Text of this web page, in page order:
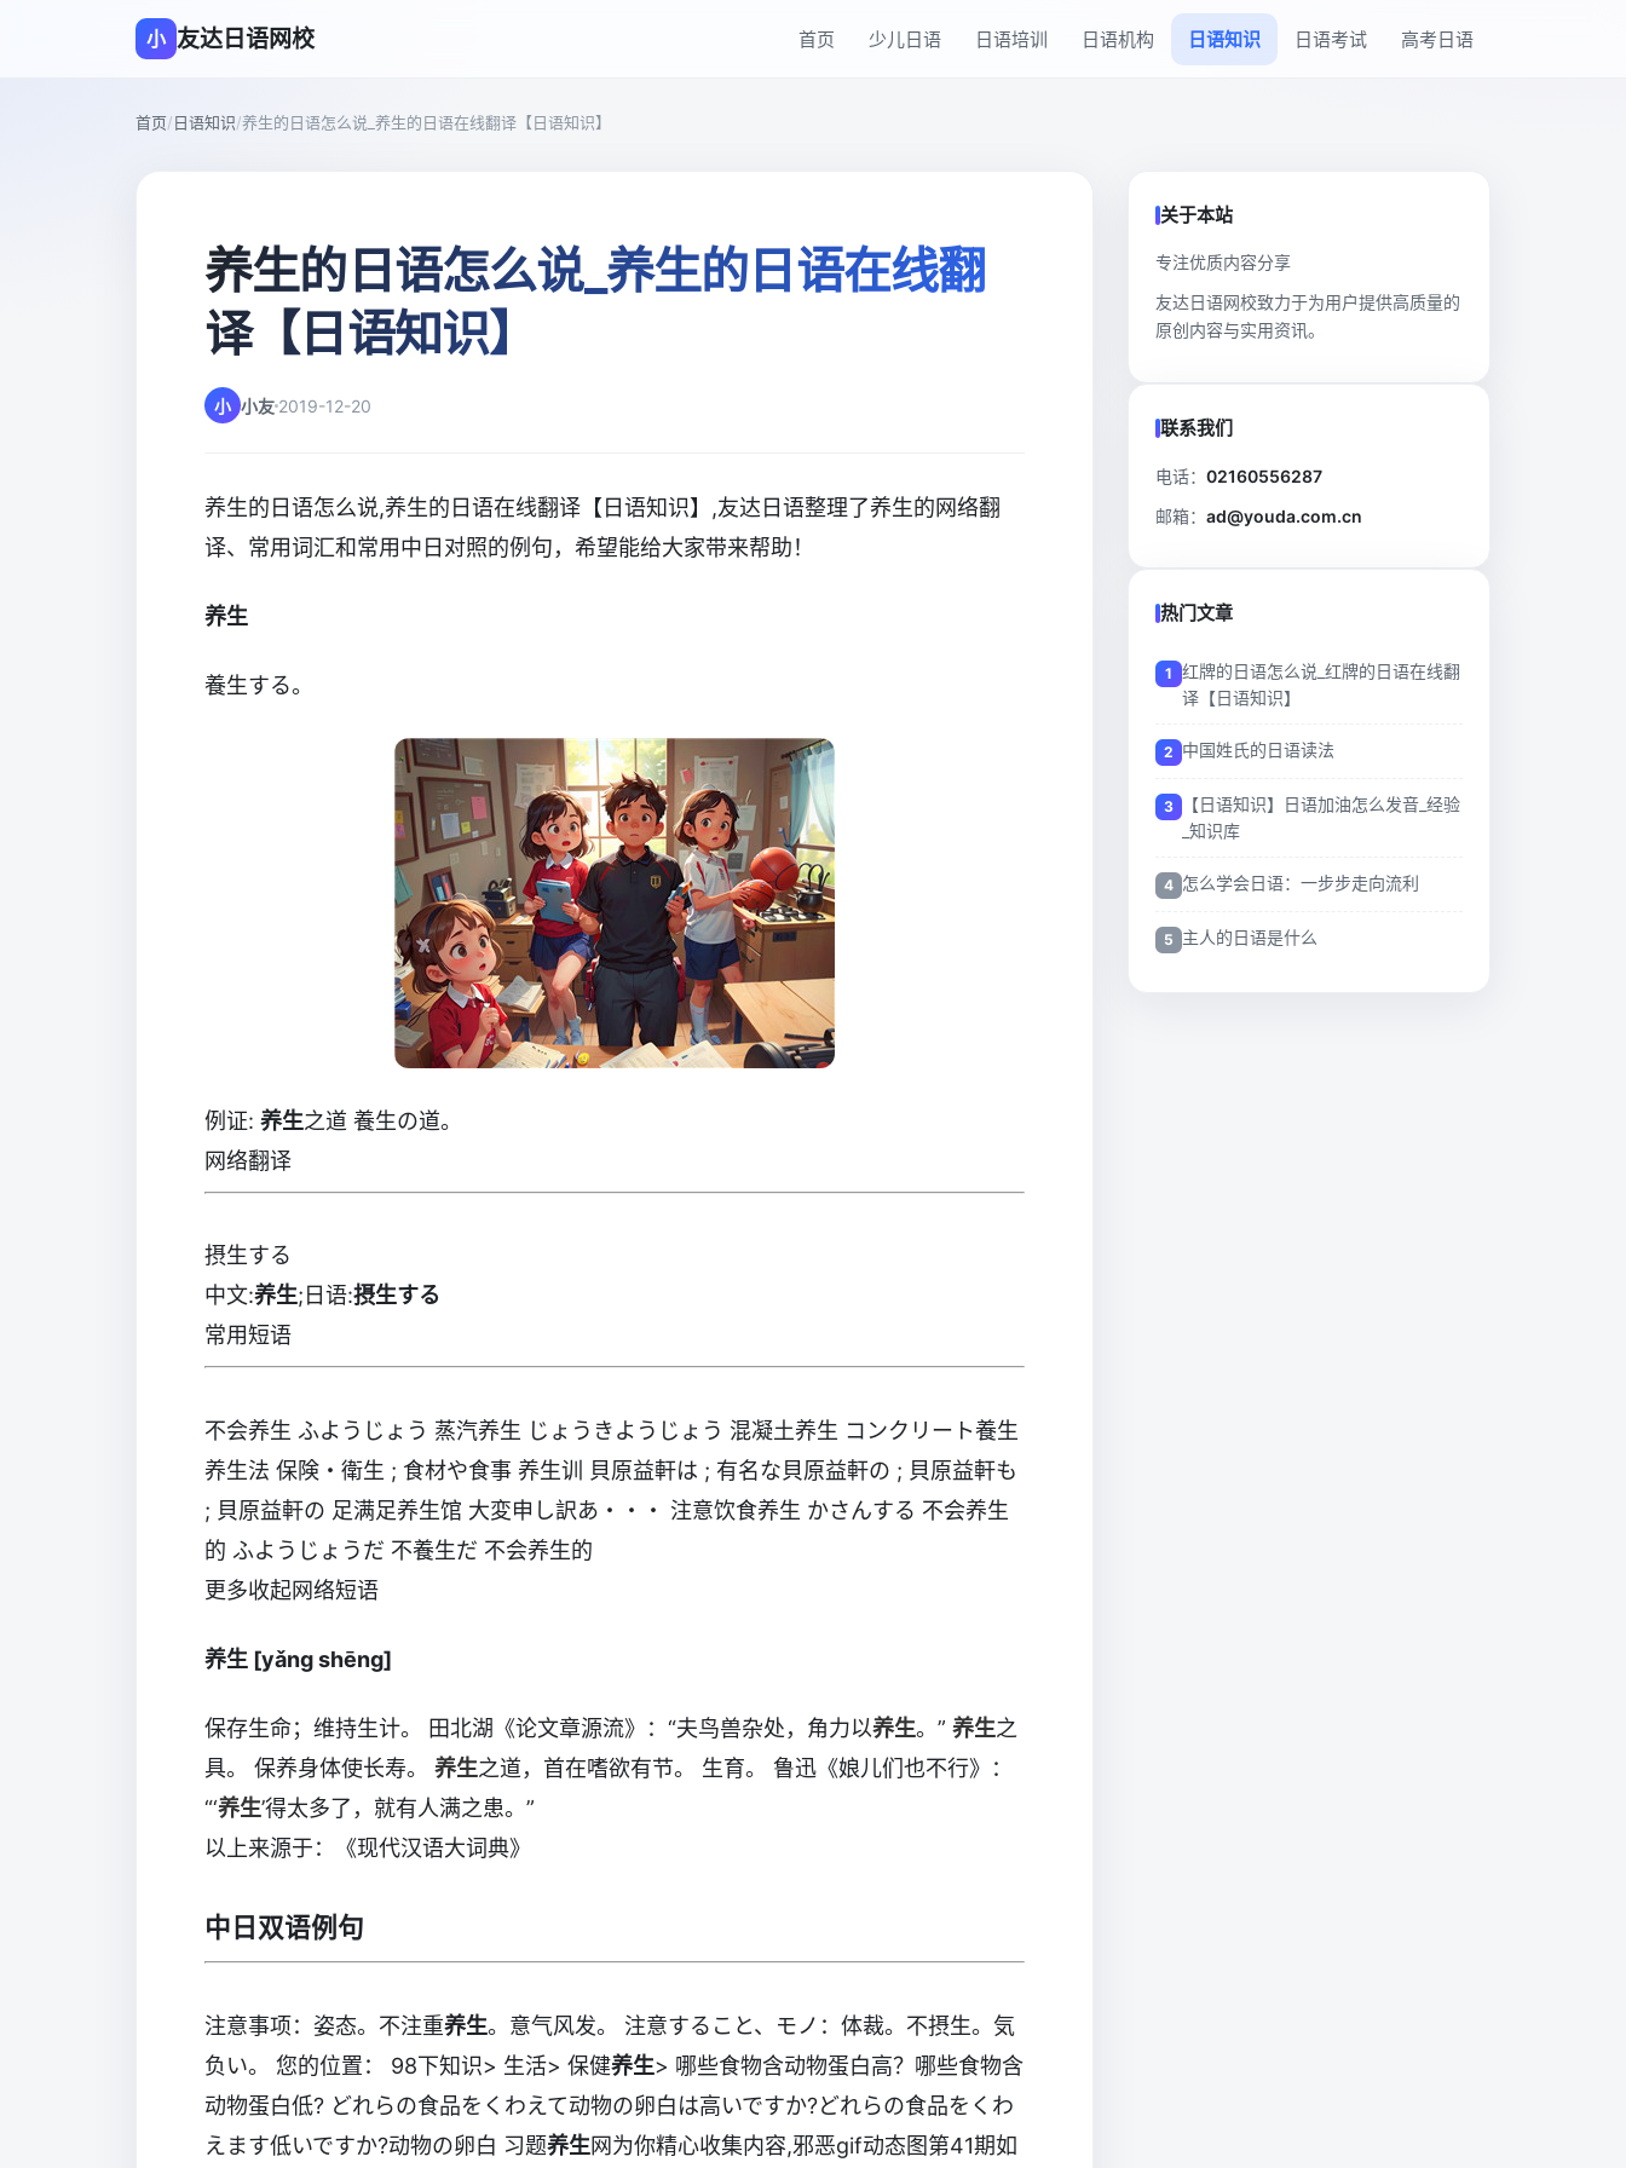
小 友达日语网校 首页 少儿日语 日语培训 日语机构 日语知识 日语考试 高考日语
首页/日语知识/养生的日语怎么说_养生的日语在线翻译【日语知识】
养生的日语怎么说_养生的日语在线翻
译【日语知识】
小 小友 2019-12-20
养生的日语怎么说,养生的日语在线翻译【日语知识】,友达日语整理了养生的网络翻
译、常用词汇和常用中日对照的例句，希望能给大家带来帮助！
养生
養生する。
例证: 养生之道 養生の道。
网络翻译
摂生する
中文:养生;日语:摂生する
常用短语
不会养生 ふようじょう 蒸汽养生 じょうきようじょう 混凝土养生 コンクリート養生
养生法 保険・衛生 ; 食材や食事 养生训 貝原益軒は ; 有名な貝原益軒の ; 貝原益軒も
; 貝原益軒の 足满足养生馆 大変申し訳あ・・・ 注意饮食养生 かさんする 不会养生
的 ふようじょうだ 不養生だ 不会养生的
更多收起网络短语
养生 [yǎng shēng]
保存生命；维持生计。 田北湖《论文章源流》：“夫鸟兽杂处，角力以养生。” 养生之
具。 保养身体使长寿。 养生之道，首在嗜欲有节。 生育。 鲁迅《娘儿们也不行》：
“‘养生’得太多了，就有人满之患。”
以上来源于：《现代汉语大词典》
中日双语例句
注意事项：姿态。不注重养生。意气风发。 注意すること、モノ：体裁。不摂生。気
负い。 您的位置： 98下知识> 生活> 保健养生> 哪些食物含动物蛋白高？哪些食物含
动物蛋白低? どれらの食品をくわえて动物の卵白は高いですか?どれらの食品をくわ
えます低いですか?动物の卵白 习题养生网为你精心收集内容,邪恶gif动态图第41期如
关于本站
专注优质内容分享
友达日语网校致力于为用户提供高质量的
原创内容与实用资讯。
联系我们
电话： 02160556287
邮箱： ad@youda.com.cn
热门文章
红牌的日语怎么说_红牌的日语在线翻
译【日语知识】
中国姓氏的日语读法
【日语知识】日语加油怎么发音_经验
_知识库
怎么学会日语：一步步走向流利
主人的日语是什么